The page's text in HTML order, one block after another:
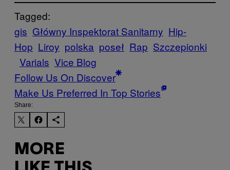
Tagged:
gis Główny Inspektorat Sanitarny Hip-
Hop Liroy polska poseł Rap Szczepionki
Varials Vice Blog
Follow Us On Discover
Make Us Preferred In Top Stories
Share:
MORE